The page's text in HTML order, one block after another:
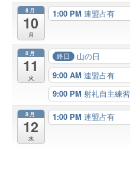
8月
10
月
1:00 PM 連盟占有
8月
11
火
終日
山の日
9:00 AM 連盟占有
9:00 PM 射礼自主練習
8月
12
水
1:00 PM 連盟占有